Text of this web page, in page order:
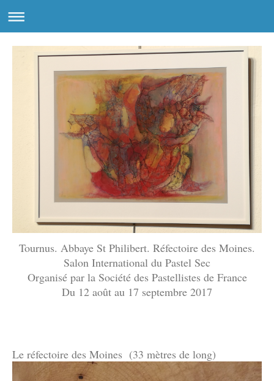
Tournus. Abbaye St Philibert. Réfectoire des Moines.
Salon International du Pastel Sec
Organisé par la Société des Pastellistes de France
Du 12 août au 17 septembre 2017
Le réfectoire des Moines (33 mètres de long)